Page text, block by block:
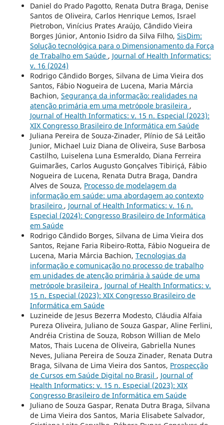
Daniel do Prado Pagotto, Renata Dutra Braga, Denise
Santos de Oliveira, Carlos Henrique Lemos, Israel
Pietrobon, Vinícius Prates Araújo, Cândido Vieira
Borges Júnior, Antonio Isidro da Silva Filho, SisDim:
Solução tecnológica para o Dimensionamento da Força
de Trabalho em Saúde , Journal of Health Informatics:
v. 16 (2024)
Rodrigo Cândido Borges, Silvana de Lima Vieira dos
Santos, Fábio Nogueira de Lucena, Maria Márcia
Bachion, Segurança da informação: realidades na
atenção primária em uma metrópole brasileira ,
Journal of Health Informatics: v. 15 n. Especial (2023):
XIX Congresso Brasileiro de Informática em Saúde
Juliana Pereira de Souza-Zinader, Plínio de Sá Leitão
Junior, Michael Luiz Diana de Oliveira, Suse Barbosa
Castilho, Luiselena Luna Esmeraldo, Diana Ferreira
Guimarães, Carlos Augusto Gonçalves Tibiriçá, Fábio
Nogueira de Lucena, Renata Dutra Braga, Dandra
Alves de Souza, Processo de modelagem da
informação em saúde: uma abordagem ao contexto
brasileiro , Journal of Health Informatics: v. 16 n.
Especial (2024): Congresso Brasileiro de Informática
em Saúde
Rodrigo Cândido Borges, Silvana de Lima Vieira dos
Santos, Rejane Faria Ribeiro-Rotta, Fábio Nogueira de
Lucena, Maria Márcia Bachion, Tecnologias da
informação e comunicação no processo de trabalho
em unidades de atenção primária à saúde de uma
metrópole brasileira , Journal of Health Informatics: v.
15 n. Especial (2023): XIX Congresso Brasileiro de
Informática em Saúde
Luzineide de Jesus Bezerra Modesto, Cláudia Alfaia
Pureza Oliveira, Juliano de Souza Gaspar, Aline Ferlini,
Andréia Cristina de Souza, Robson Willian de Melo
Matos, Thais Lucena de Oliveira, Gabriella Nunes
Neves, Juliana Pereira de Souza Zinader, Renata Dutra
Braga, Silvana de Lima Vieira dos Santos, Prospecção
de Cursos em Saúde Digital no Brasil , Journal of
Health Informatics: v. 15 n. Especial (2023): XIX
Congresso Brasileiro de Informática em Saúde
Juliano de Souza Gaspar, Renata Dutra Braga, Silvana
de Lima Vieira dos Santos, Maria Elisabete Salvador,